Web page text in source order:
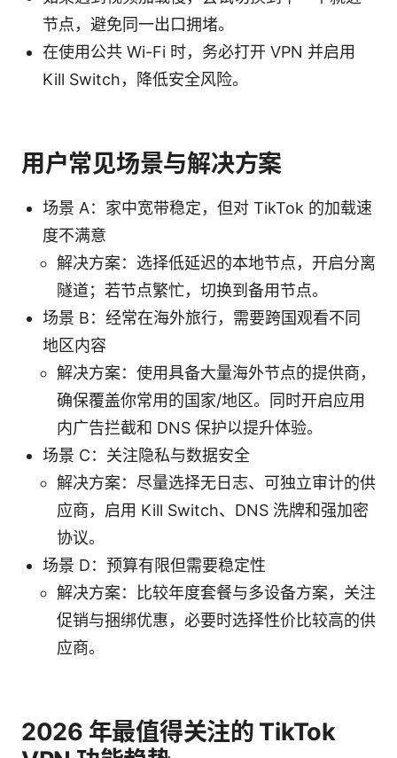
节点，避免同一出口拥堵。
在使用公共 Wi-Fi 时，务必打开 VPN 并启用
Kill Switch，降低安全风险。
用户常见场景与解决方案
场景 A：家中宽带稳定，但对 TikTok 的加载速
度不满意
解决方案：选择低延迟的本地节点，开启分离
隧道；若节点繁忙，切换到备用节点。
场景 B：经常在海外旅行，需要跨国观看不同
地区内容
解决方案：使用具备大量海外节点的提供商，
确保覆盖你常用的国家/地区。同时开启应用
内广告拦截和 DNS 保护以提升体验。
场景 C：关注隐私与数据安全
解决方案：尽量选择无日志、可独立审计的供
应商，启用 Kill Switch、DNS 洗牌和强加密
协议。
场景 D：预算有限但需要稳定性
解决方案：比较年度套餐与多设备方案，关注
促销与捆绑优惠，必要时选择性价比较高的供
应商。
2026 年最值得关注的 TikTok